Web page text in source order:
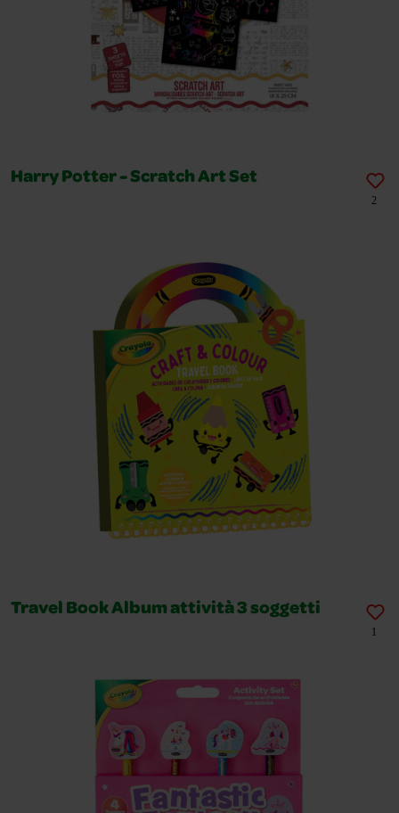
Harry Potter - Scratch Art Set
2
Travel Book Album attività 3 soggetti
1